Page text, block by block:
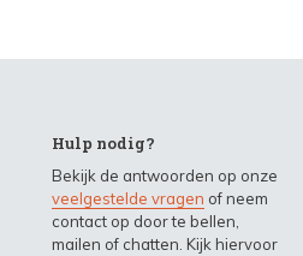
Hulp nodig?
Bekijk de antwoorden op onze
veelgestelde vragen of neem
contact op door te bellen,
mailen of chatten. Kijk hiervoor